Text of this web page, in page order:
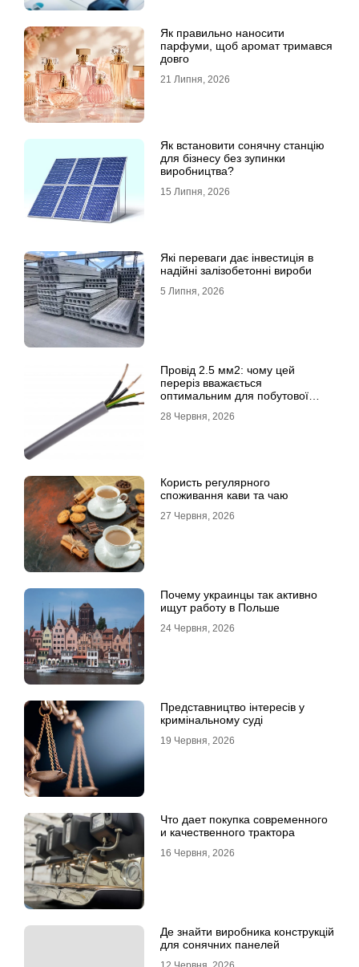
Як правильно наносити
парфуми, щоб аромат тримався
довго
21 Липня, 2026
Як встановити сонячну станцію
для бізнесу без зупинки
виробництва?
15 Липня, 2026
Які переваги дає інвестиція в
надійні залізобетонні вироби
5 Липня, 2026
Провід 2.5 мм2: чому цей
переріз вважається
оптимальним для побутової
28 Червня, 2026
Користь регулярного
споживання кави та чаю
27 Червня, 2026
Почему украинцы так активно
ищут работу в Польше
24 Червня, 2026
Представництво інтересів у
кримінальному суді
19 Червня, 2026
Что дает покупка современного
и качественного трактора
16 Червня, 2026
Де знайти виробника конструкцій
для сонячних панелей